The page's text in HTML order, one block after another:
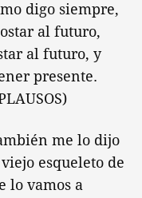
digo siempre,
al futuro,
al futuro, y
presente.
me lo dijo
esqueleto de
lo vamos a